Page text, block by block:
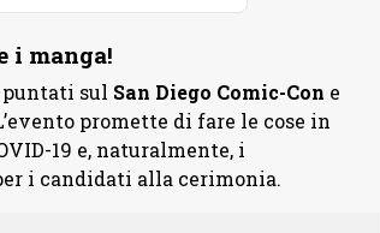
i manga!
puntati sul San Diego Comic-Con e
promette di fare le cose in
19 e, naturalmente, i
i candidati alla cerimonia.